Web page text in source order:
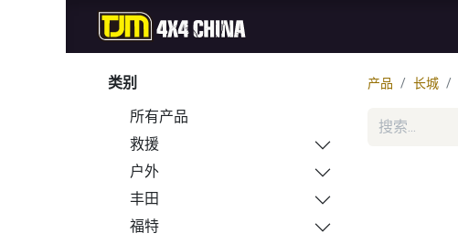
类别
所有产品
救援
户外
丰田
福特
产品 长城